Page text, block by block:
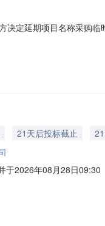
定延期项目名称采购
币种RMB是否本地
21天后投标截止
2026年08月28日
用途钢丝绳检测、阻燃